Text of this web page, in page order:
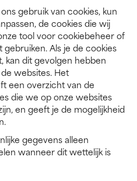
gebruik van cookies, kun
de cookies die wij
tool voor cookiebeheer of
Als je de cookies
kan dit gevolgen hebben
websites. Het
een overzicht van de
die we op onze websites
en geeft je de mogelijkheid
gegevens alleen
wanneer dit wettelijk is